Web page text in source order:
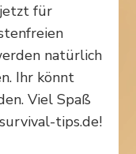
jetzt für
natürlich
Ihr könnt
Viel Spaß
tips.de!